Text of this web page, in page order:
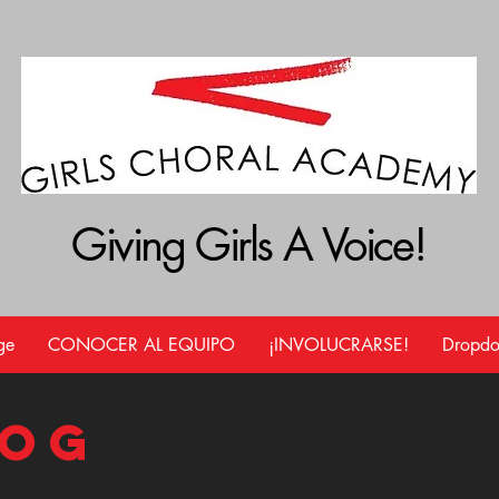
Giving Girls A Voice!
Giving Girls A Voice!
CONOCER AL EQUIPO ¡INVOLUCRARSE!